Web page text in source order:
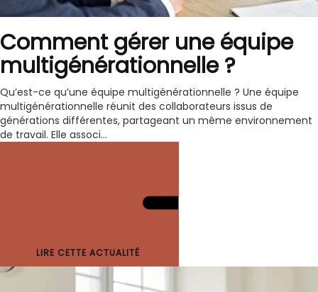
Comment gérer une équipe
multigénérationnelle ?
Qu’est-ce qu’une équipe multigénérationnelle ? Une équipe
multigénérationnelle réunit des collaborateurs issus de
générations différentes, partageant un même environnement
de travail. Elle associ...
LIRE CETTE ACTUALITÉ